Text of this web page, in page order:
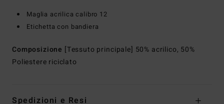
Maglia acrilica calibro 12
Etichetta con bandiera
Composizione [Tessuto principale] 50% acrilico, 50%
Poliestere riciclato
Spedizioni e Resi